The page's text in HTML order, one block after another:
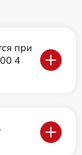
при
4